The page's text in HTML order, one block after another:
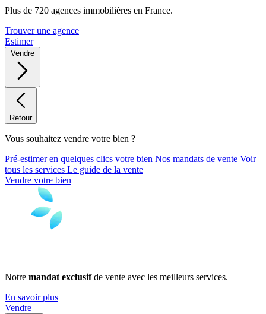
Plus de 720 agences immobilières en France.
Trouver une agence
Estimer
Vendre
Retour
Vous souhaitez vendre votre bien ?
Pré-estimer en quelques clics votre bien Nos mandats de vente Voir
tous les services Le guide de la vente
Vendre votre bien
Notre mandat exclusifde vente avec les meilleurs services.
En savoir plus
Vendre